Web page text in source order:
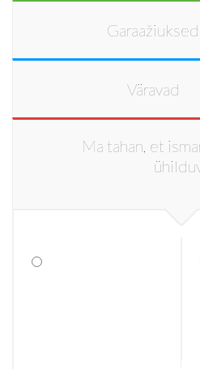
Garaažiuksed
Väravad
Ma tahan, et